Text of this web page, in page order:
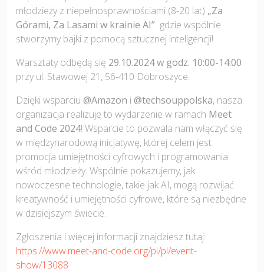
młodzieży z niepełnosprawnościami (8-20 lat) „Za
Górami, Za Lasami w krainie AI” gdzie wspólnie
stworzymy bajki z pomocą sztucznej inteligencji!
Warsztaty odbędą się 29.10.2024 w godz. 10:00-14:00
przy ul. Stawowej 21, 56-410 Dobroszyce.
Dzięki wsparciu @Amazon i@techsouppolska, nasza
organizacja realizuje to wydarzenie w ramach Meet
and Code 2024! Wsparcie to pozwala nam włączyć się
w międzynarodową inicjatywę, której celem jest
promocja umiejętności cyfrowych i programowania
wśród młodzieży. Wspólnie pokazujemy, jak
nowoczesne technologie, takie jak AI, mogą rozwijać
kreatywność i umiejętności cyfrowe, które są niezbędne
w dzisiejszym świecie.
Zgłoszenia i więcej informacji znajdziesz tutaj:
https://www.meet-and-code.org/pl/pl/event-
show/13088